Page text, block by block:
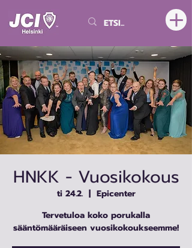
HNKK - Vuosikokous
ti 24.2.
  |
Epicenter
Tervetuloa koko porukalla
sääntömääräiseen vuosikokoukseemme!